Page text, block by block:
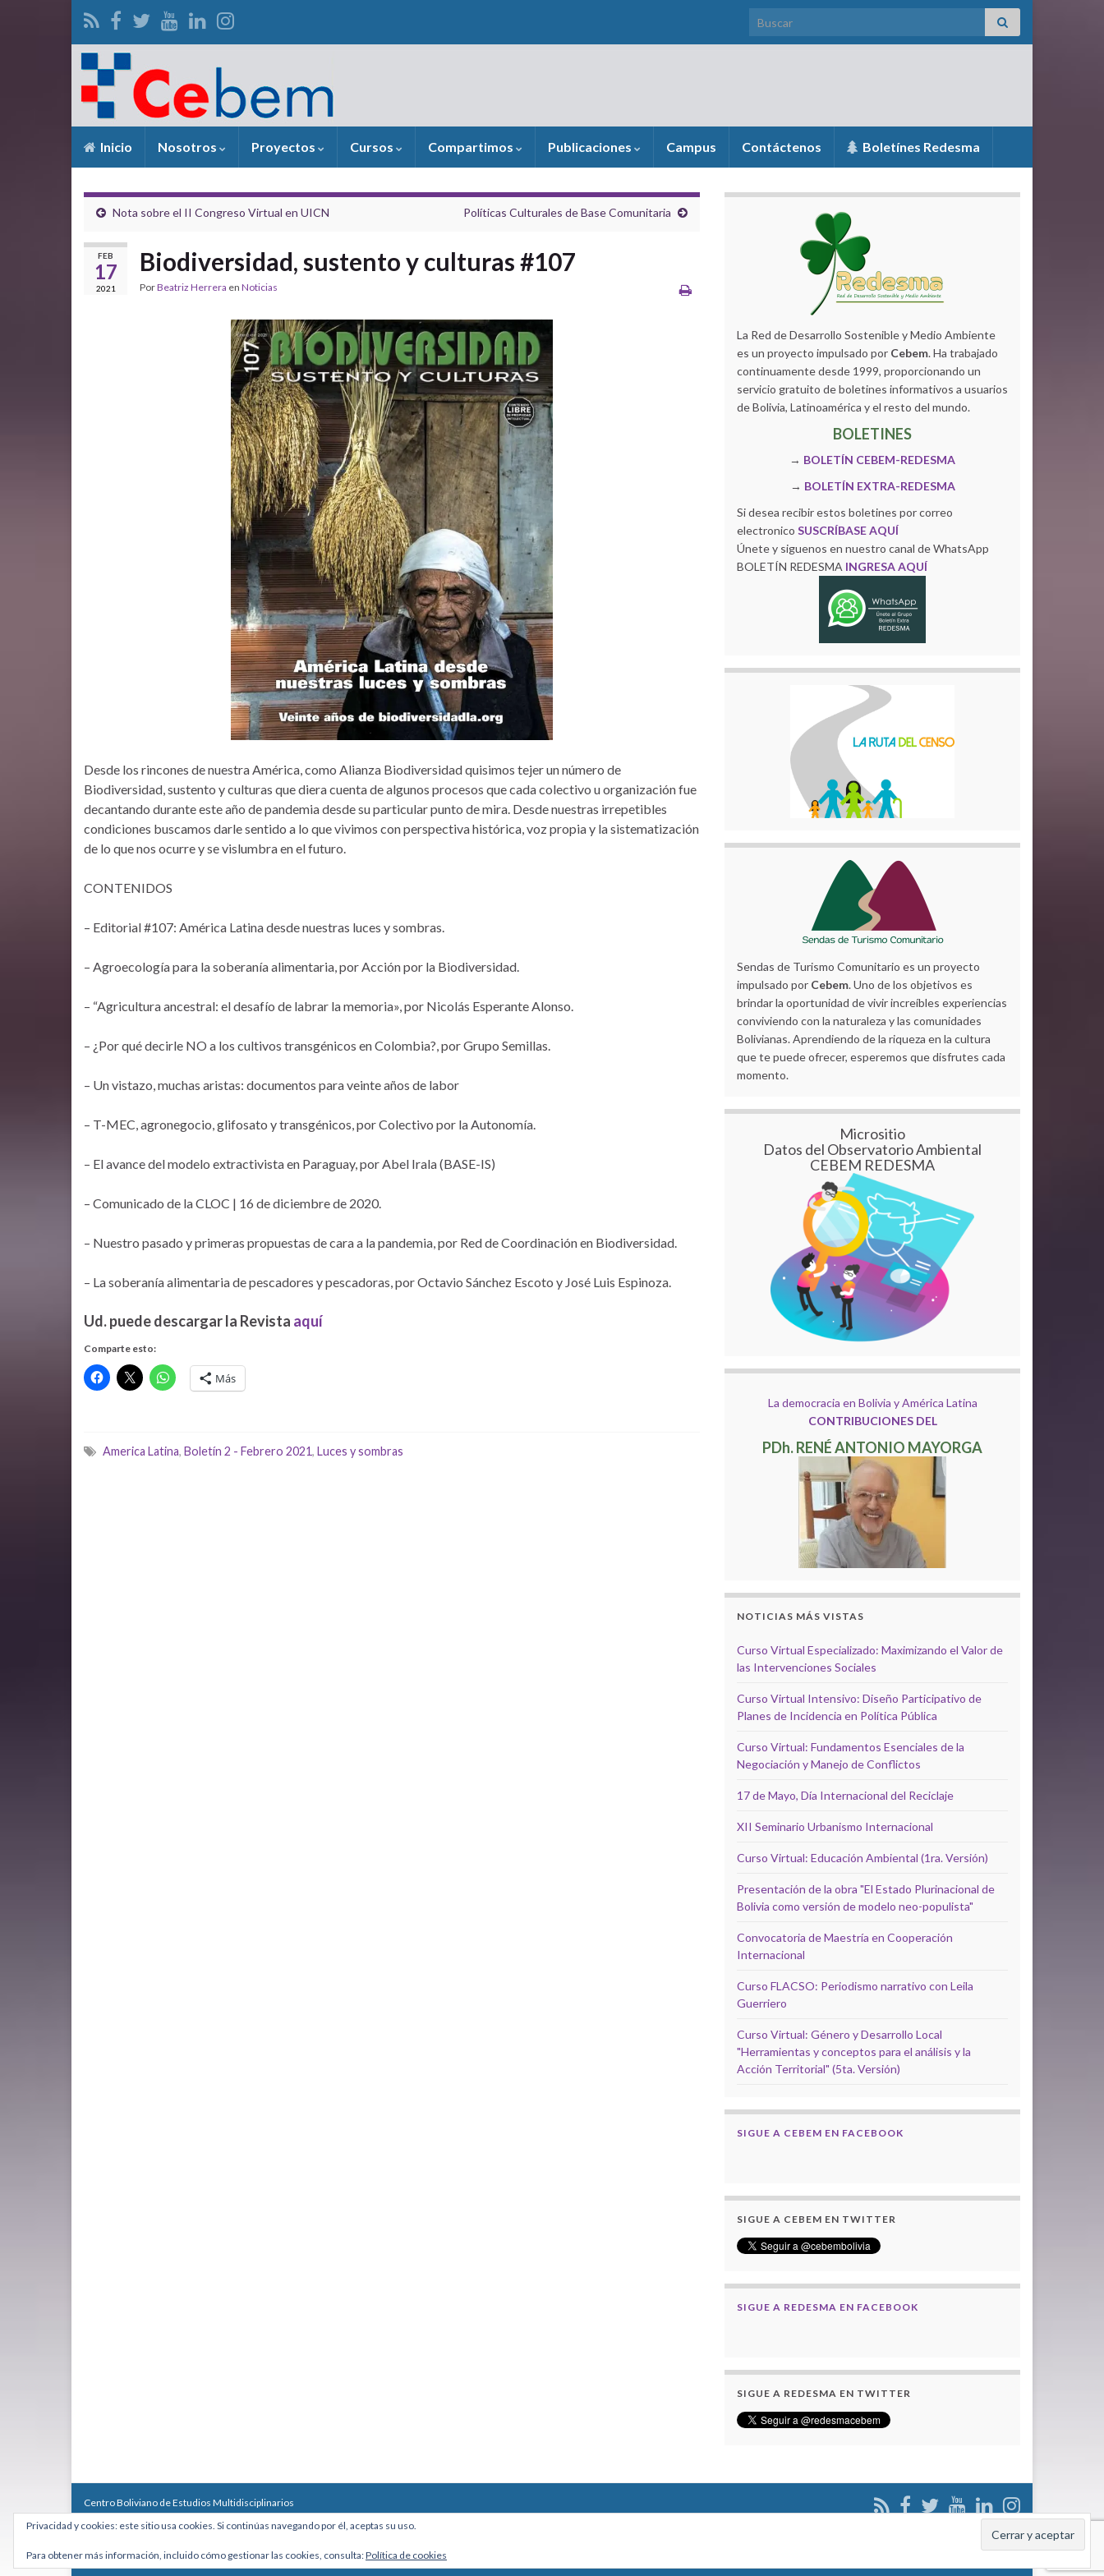
Search for:
Inicio Nosotros Proyectos Cursos Compartimos Publicaciones Campus Contáctenos Boletínes Redesma
Nota sobre el II Congreso Virtual en UICN Políticas Culturales de Base Comunitaria
FEB
17
2021
Biodiversidad, sustento y culturas #107
PorBeatriz Herrera en Noticias
Desde los rincones de nuestra América, como Alianza Biodiversidad quisimos tejer un número de
Biodiversidad, sustento y culturas que diera cuenta de algunos procesos que cada colectivo u organización fue
decantando durante este año de pandemia desde su particular punto de mira. Desde nuestras irrepetibles
condiciones buscamos darle sentido a lo que vivimos con perspectiva histórica, voz propia y la sistematización
de lo que nos ocurre y se vislumbra en el futuro.
CONTENIDOS
– Editorial #107: América Latina desde nuestras luces y sombras.
– Agroecología para la soberanía alimentaria, por Acción por la Biodiversidad.
– “Agricultura ancestral: el desafío de labrar la memoria», por Nicolás Esperante Alonso.
– ¿Por qué decirle NO a los cultivos transgénicos en Colombia?, por Grupo Semillas.
– Un vistazo, muchas aristas: documentos para veinte años de labor
– T-MEC, agronegocio, glifosato y transgénicos, por Colectivo por la Autonomía.
– El avance del modelo extractivista en Paraguay, por Abel Irala (BASE-IS)
– Comunicado de la CLOC | 16 de diciembre de 2020.
– Nuestro pasado y primeras propuestas de cara a la pandemia, por Red de Coordinación en Biodiversidad.
– La soberanía alimentaria de pescadores y pescadoras, por Octavio Sánchez Escoto y José Luis Espinoza.
Ud. puede descargar la Revista aquí
Comparte esto:
Más
America Latina, Boletín 2 - Febrero 2021, Luces y sombras
La Red de Desarrollo Sostenible y Medio Ambiente
es un proyecto impulsado por Cebem. Ha trabajado
continuamente desde 1999, proporcionando un
servicio gratuito de boletines informativos a usuarios
de Bolivia, Latinoamérica y el resto del mundo.
BOLETINES
→ BOLETÍN CEBEM-REDESMA
→ BOLETÍN EXTRA-REDESMA
Si desea recibir estos boletines por correo
electronico SUSCRÍBASE AQUÍ
Únete y siguenos en nuestro canal de WhatsApp
BOLETÍN REDESMA INGRESA AQUÍ
Sendas de Turismo Comunitario es un proyecto
impulsado por Cebem. Uno de los objetivos es
brindar la oportunidad de vivir increíbles experiencias
conviviendo con la naturaleza y las comunidades
Bolivianas. Aprendiendo de la riqueza en la cultura
que te puede ofrecer, esperemos que disfrutes cada
momento.
Micrositio
Datos del Observatorio Ambiental
CEBEM REDESMA
La democracia en Bolivia y América Latina
CONTRIBUCIONES DEL
PDh. RENÉ ANTONIO MAYORGA
NOTICIAS MÁS VISTAS
Curso Virtual Especializado: Maximizando el Valor de
las Intervenciones Sociales
Curso Virtual Intensivo: Diseño Participativo de
Planes de Incidencia en Política Pública
Curso Virtual: Fundamentos Esenciales de la
Negociación y Manejo de Conflictos
17 de Mayo, Día Internacional del Reciclaje
XII Seminario Urbanismo Internacional
Curso Virtual: Educación Ambiental (1ra. Versión)
Presentación de la obra "El Estado Plurinacional de
Bolivia como versión de modelo neo-populista"
Convocatoria de Maestría en Cooperación
Internacional
Curso FLACSO: Periodismo narrativo con Leila
Guerriero
Curso Virtual: Género y Desarrollo Local
"Herramientas y conceptos para el análisis y la
Acción Territorial" (5ta. Versión)
SIGUE A CEBEM EN FACEBOOK
SIGUE A CEBEM EN TWITTER
SIGUE A REDESMA EN FACEBOOK
SIGUE A REDESMA EN TWITTER
Centro Boliviano de Estudios Multidisciplinarios
Calle Macario Pinilla # 2588 esq. Av. Arce, Edificio Arcadia, Mezzanine, Of. 101 - La Paz, Bolivia
Teléfono: +591 2431818 - Celular: +591 73027636
Hecho con
por Graphene Themes.
Privacidad y cookies: este sitio usa cookies. Si continúas navegando por él, aceptas su uso.
Para obtener más información, incluido cómo gestionar las cookies, consulta:Política de cookies